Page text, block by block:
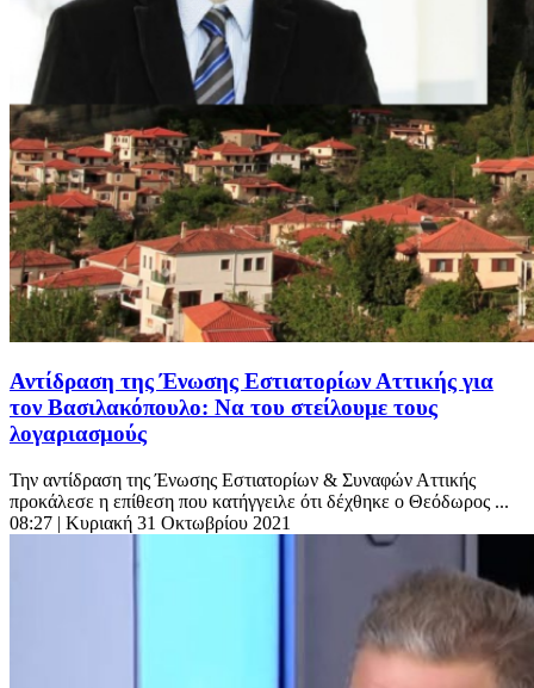
Αντίδραση της Ένωσης Εστιατορίων Αττικής για
τον Βασιλακόπουλο: Να του στείλουμε τους
λογαριασμούς
Την αντίδραση της Ένωσης Εστιατορίων & Συναφών Αττικής
προκάλεσε η επίθεση που κατήγγειλε ότι δέχθηκε ο Θεόδωρος ...
08:27 | Κυριακή 31 Οκτωβρίου 2021